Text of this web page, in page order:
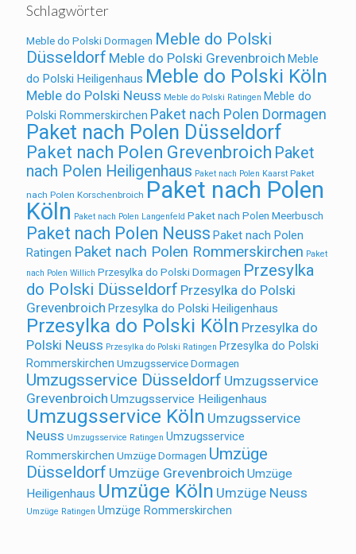
Schlagwörter
Meble do Polski Dormagen Meble do Polski
Düsseldorf Meble do Polski Grevenbroich Meble
do Polski Heiligenhaus Meble do Polski Köln
Meble do Polski Neuss Meble do Polski Ratingen Meble do
Polski Rommerskirchen Paket nach Polen Dormagen
Paket nach Polen Düsseldorf
Paket nach Polen Grevenbroich Paket
nach Polen Heiligenhaus Paket nach Polen Kaarst Paket
nach Polen Korschenbroich Paket nach Polen
Köln Paket nach Polen Langenfeld Paket nach Polen Meerbusch
Paket nach Polen Neuss Paket nach Polen
Ratingen Paket nach Polen Rommerskirchen Paket
nach Polen Willich Przesylka do Polski Dormagen Przesylka
do Polski Düsseldorf Przesylka do Polski
Grevenbroich Przesylka do Polski Heiligenhaus
Przesylka do Polski Köln Przesylka do
Polski Neuss Przesylka do Polski Ratingen Przesylka do Polski
Rommerskirchen Umzugsservice Dormagen
Umzugsservice Düsseldorf Umzugsservice
Grevenbroich Umzugsservice Heiligenhaus
Umzugsservice Köln Umzugsservice
Neuss Umzugsservice Ratingen Umzugsservice
Rommerskirchen Umzüge Dormagen Umzüge
Düsseldorf Umzüge Grevenbroich Umzüge
Heiligenhaus Umzüge Köln Umzüge Neuss
Umzüge Ratingen Umzüge Rommerskirchen